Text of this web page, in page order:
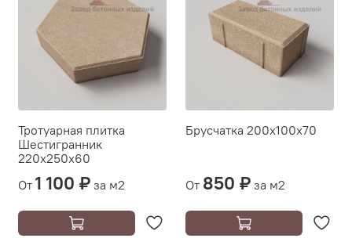
Тротуарная плитка
Шестигранник
220х250х60
От 1 100 ₽ за м2
Брусчатка 200х100х70
От 850 ₽ за м2